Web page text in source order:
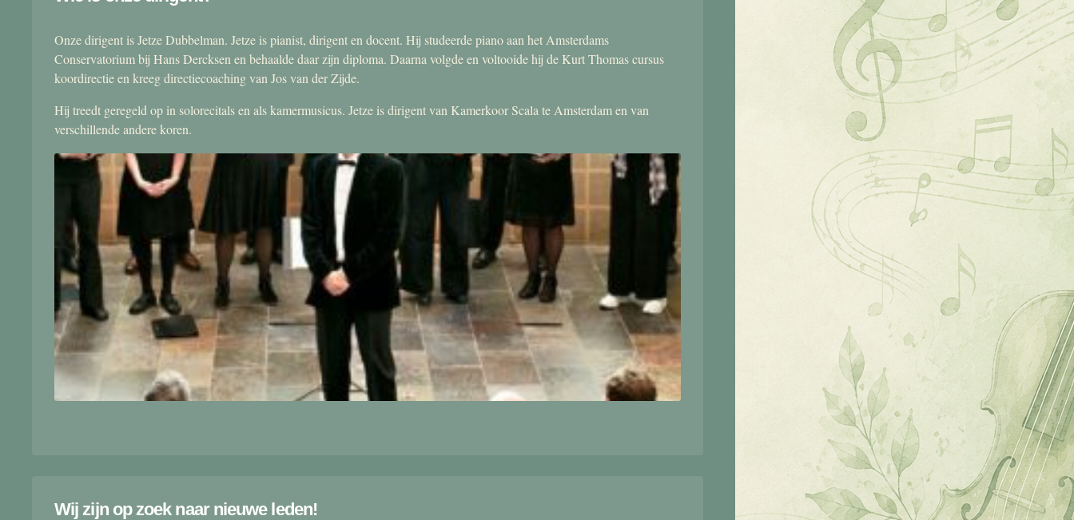
Onze dirigent is Jetze Dubbelman. Jetze is pianist, dirigent en docent. Hij studeerde piano aan het Amsterdams
Conservatorium bij Hans Dercksen en behaalde daar zijn diploma. Daarna volgde en voltooide hij de Kurt Thomas cursus
koordirectie en kreeg directiecoaching van Jos van der Zijde.
Hij treedt geregeld op in solorecitals en als kamermusicus. Jetze is dirigent van Kamerkoor Scala te Amsterdam en van
verschillende andere koren.
Wij zijn op zoek naar nieuwe leden!